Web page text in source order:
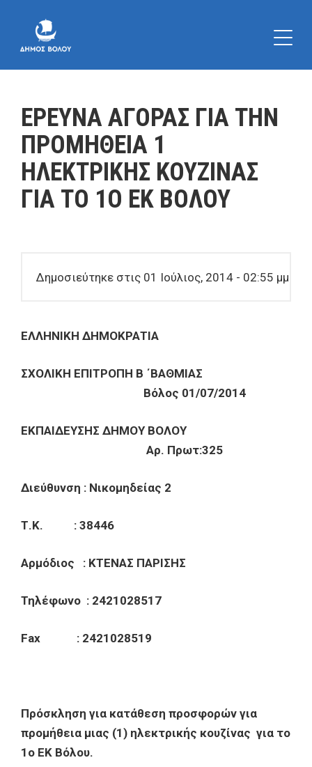
ΕΡΕΥΝΑ ΑΓΟΡΑΣ ΓΙΑ ΤΗΝ
ΠΡΟΜΗΘΕΙΑ 1
ΗΛΕΚΤΡΙΚΗΣ ΚΟΥΖΙΝΑΣ
ΓΙΑ ΤΟ 1Ο ΕΚ ΒΟΛΟΥ
Δημοσιεύτηκε στις 01 Ιούλιος, 2014 - 02:55 μμ
ΕΛΛΗΝΙΚΗ ΔΗΜΟΚΡΑΤΙΑ
ΣΧΟΛΙΚΗ ΕΠΙΤΡΟΠΗ B ΄ΒΑΘΜΙΑΣ
Βόλος 01/07/2014
ΕΚΠΑΙΔΕΥΣΗΣ ΔΗΜΟΥ ΒΟΛΟΥ
Αρ. Πρωτ:325
Διεύθυνση : Νικομηδείας 2
Τ.Κ. : 38446
Αρμόδιος : ΚΤΕΝΑΣ ΠΑΡΙΣΗΣ
Τηλέφωνο : 2421028517
Fax : 2421028519
Πρόσκληση για κατάθεση προσφορών για
προμήθεια μιας (1) ηλεκτρικής κουζίνας για το
1ο ΕΚ Βόλου.